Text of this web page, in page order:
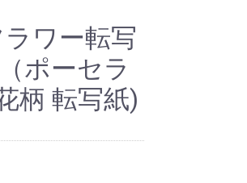
ラワー転写
ポーセラ
柄 転写紙)